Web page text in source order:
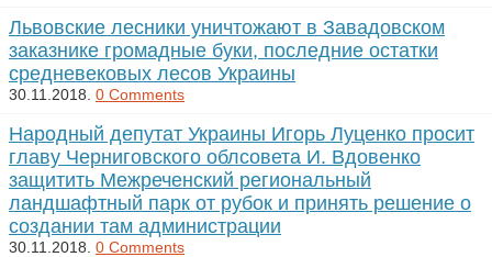
Львовские лесники уничтожают в Завадовском
заказнике громадные буки, последние остатки
средневековых лесов Украины
30.11.2018. 0 Comments
Народный депутат Украины Игорь Луценко просит
главу Черниговского облсовета И. Вдовенко
защитить Межреченский региональный
ландшафтный парк от рубок и принять решение о
создании там администрации
30.11.2018. 0 Comments